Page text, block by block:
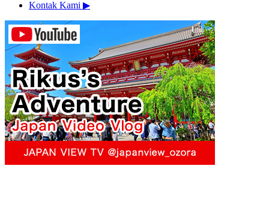
Kontak Kami ▶︎